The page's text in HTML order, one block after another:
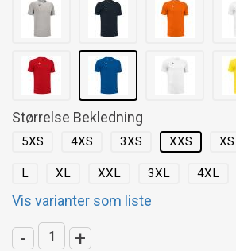
Størrelse Bekledning
5XS 4XS 3XS XXS XS
L XL XXL 3XL 4XL
Vis varianter som liste
- +